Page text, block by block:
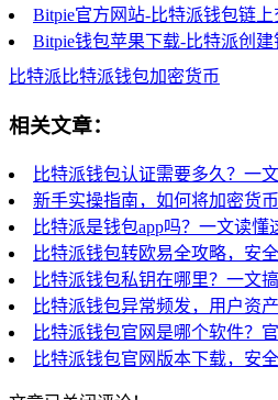
Bitpie官方网站-比特派钱包链
Bitpie钱包苹果下载-比特派创
比特派 比特派钱包加密货币
相关文章：
比特派钱包认证需要多久？一
新手实操指南，如何将加密货
比特派是钱包app吗？一文读懂
比特派钱包转欧易全攻略，安
比特派钱包私钥在哪里？一文
比特派钱包异常频发，用户资
比特派钱包官网是哪个软件？
比特派钱包官网版本下载，安